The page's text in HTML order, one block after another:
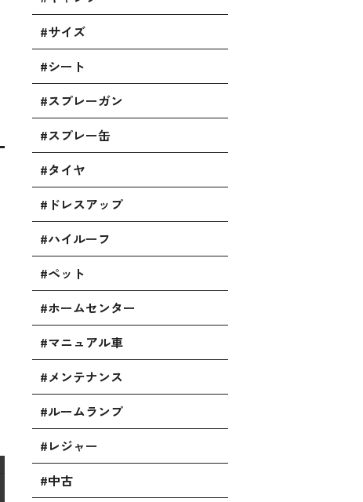
#サイズ
#シート
#スプレーガン
#スプレー缶
#タイヤ
#ドレスアップ
#ハイルーフ
#ペット
#ホームセンター
#マニュアル車
#メンテナンス
#ルームランプ
#レジャー
#中古